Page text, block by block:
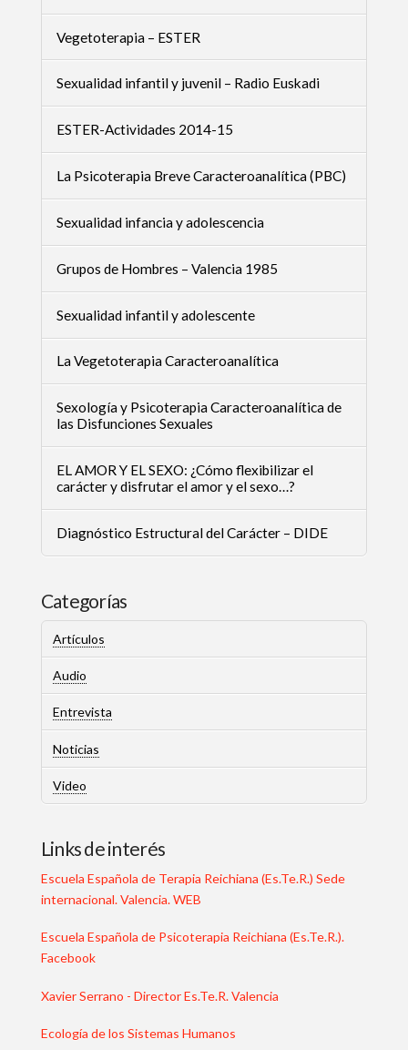
Vegetoterapia – ESTER
Sexualidad infantil y juvenil – Radio Euskadi
ESTER-Actividades 2014-15
La Psicoterapia Breve Caracteroanalítica (PBC)
Sexualidad infancia y adolescencia
Grupos de Hombres – Valencia 1985
Sexualidad infantil y adolescente
La Vegetoterapia Caracteroanalítica
Sexología y Psicoterapia Caracteroanalítica de
las Disfunciones Sexuales
EL AMOR Y EL SEXO: ¿Cómo flexibilizar el
carácter y disfrutar el amor y el sexo…?
Diagnóstico Estructural del Carácter – DIDE
Categorías
Artículos
Audio
Entrevista
Noticias
Video
Links de interés
Escuela Española de Terapia Reichiana (Es.Te.R.) Sede
internacional. Valencia. WEB
Escuela Española de Psicoterapia Reichiana (Es.Te.R.).
Facebook
Xavier Serrano - Director Es.Te.R. Valencia
Ecología de los Sistemas Humanos